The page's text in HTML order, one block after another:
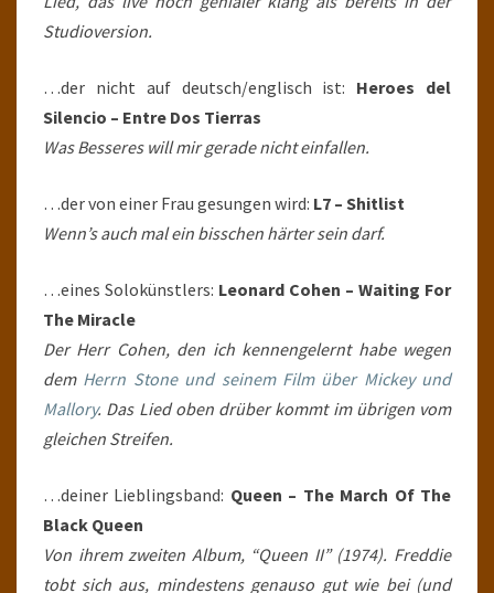
Studioversion.
…der nicht auf deutsch/englisch ist: Heroes del
Silencio – Entre Dos Tierras
Was Besseres will mir gerade nicht einfallen.
…der von einer Frau gesungen wird: L7 – Shitlist
Wenn’s auch mal ein bisschen härter sein darf.
…eines Solokünstlers: Leonard Cohen – Waiting For
The Miracle
Der Herr Cohen, den ich kennengelernt habe wegen
dem Herrn Stone und seinem Film über Mickey und
Mallory. Das Lied oben drüber kommt im übrigen vom
gleichen Streifen.
…deiner Lieblingsband: Queen – The March Of The
Black Queen
Von ihrem zweiten Album, “Queen II” (1974). Freddie
tobt sich aus, mindestens genauso gut wie bei (und